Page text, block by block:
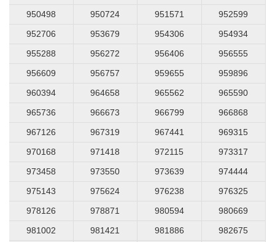
950498
950724 951571
952599
952706
953679 954306
954934
955288
956272 956406
956555
956609
956757 959655
959896
960394
964658 965562
965590
965736
966673 966799
966868
967126
967319 967441
969315
970168
971418 972115
973317
973458
973550 973639
974444
975143
975624 976238
976325
978126
978871 980594
980669
981002
981421 981886
982675